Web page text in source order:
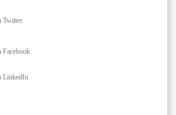
Twitter
Facebook
LinkedIn